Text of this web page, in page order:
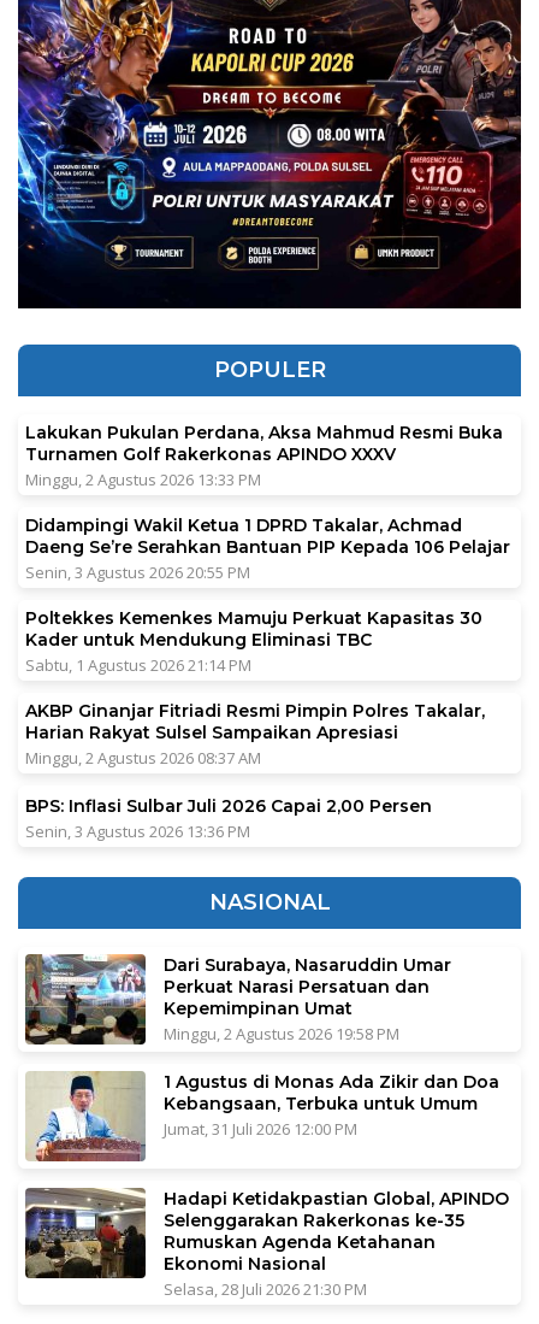
POPULER
Lakukan Pukulan Perdana, Aksa Mahmud Resmi Buka
Turnamen Golf Rakerkonas APINDO XXXV
Minggu, 2 Agustus 2026 13:33 PM
Didampingi Wakil Ketua 1 DPRD Takalar, Achmad
Daeng Se’re Serahkan Bantuan PIP Kepada 106 Pelajar
Senin, 3 Agustus 2026 20:55 PM
Poltekkes Kemenkes Mamuju Perkuat Kapasitas 30
Kader untuk Mendukung Eliminasi TBC
Sabtu, 1 Agustus 2026 21:14 PM
AKBP Ginanjar Fitriadi Resmi Pimpin Polres Takalar,
Harian Rakyat Sulsel Sampaikan Apresiasi
Minggu, 2 Agustus 2026 08:37 AM
BPS: Inflasi Sulbar Juli 2026 Capai 2,00 Persen
Senin, 3 Agustus 2026 13:36 PM
NASIONAL
Dari Surabaya, Nasaruddin Umar
Perkuat Narasi Persatuan dan
Kepemimpinan Umat
Minggu, 2 Agustus 2026 19:58 PM
1 Agustus di Monas Ada Zikir dan Doa
Kebangsaan, Terbuka untuk Umum
Jumat, 31 Juli 2026 12:00 PM
Hadapi Ketidakpastian Global, APINDO
Selenggarakan Rakerkonas ke-35
Rumuskan Agenda Ketahanan
Ekonomi Nasional
Selasa, 28 Juli 2026 21:30 PM